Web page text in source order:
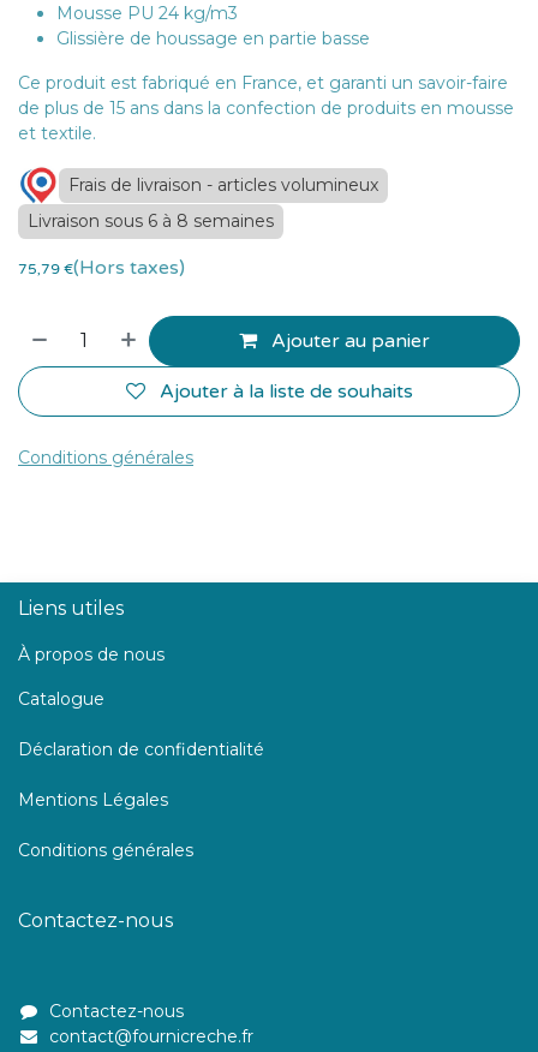
Mousse PU 24 kg/m3
Glissière de houssage en partie basse
Ce produit est fabriqué en France, et garanti un savoir-faire
de plus de 15 ans dans la confection de produits en mousse
et textile.
Frais de livraison - articles volumineux
Livraison sous 6 à 8 semaines
75,79 €(Hors taxes)
Ajouter au panier
Ajouter à la liste de souhaits
Conditions générales
Liens utiles
À propos de nous
Catalogue
Déclaration de confidentialité
Mentions Légales
Conditions générales
Contactez-nous
Contactez-nous
contact@fournicreche.fr